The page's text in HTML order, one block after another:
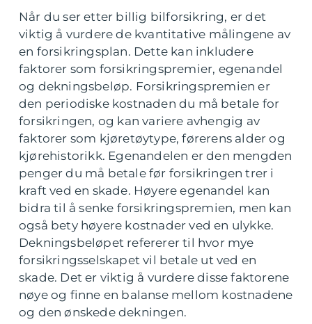
Når du ser etter billig bilforsikring, er det
viktig å vurdere de kvantitative målingene av
en forsikringsplan. Dette kan inkludere
faktorer som forsikringspremier, egenandel
og dekningsbeløp. Forsikringspremien er
den periodiske kostnaden du må betale for
forsikringen, og kan variere avhengig av
faktorer som kjøretøytype, førerens alder og
kjørehistorikk. Egenandelen er den mengden
penger du må betale før forsikringen trer i
kraft ved en skade. Høyere egenandel kan
bidra til å senke forsikringspremien, men kan
også bety høyere kostnader ved en ulykke.
Dekningsbeløpet refererer til hvor mye
forsikringsselskapet vil betale ut ved en
skade. Det er viktig å vurdere disse faktorene
nøye og finne en balanse mellom kostnadene
og den ønskede dekningen.